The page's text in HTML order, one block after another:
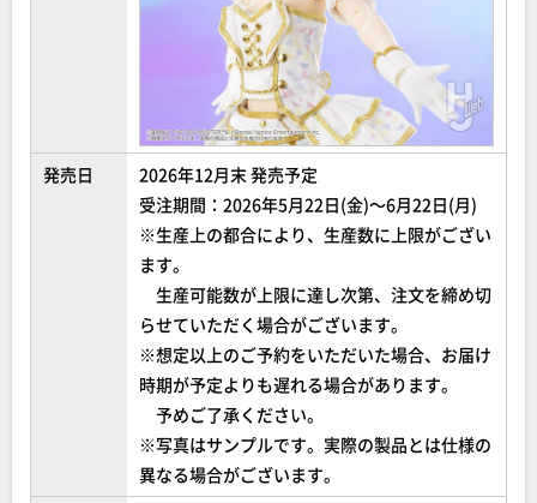
発売日
2026年12月末 発売予定
受注期間：2026年5月22日(金)～6月22日(月)
※生産上の都合により、生産数に上限がござい
ます。
生産可能数が上限に達し次第、注文を締め切
らせていただく場合がございます。
※想定以上のご予約をいただいた場合、お届け
時期が予定よりも遅れる場合があります。
予めご了承ください。
※写真はサンプルです。実際の製品とは仕様の
異なる場合がございます。